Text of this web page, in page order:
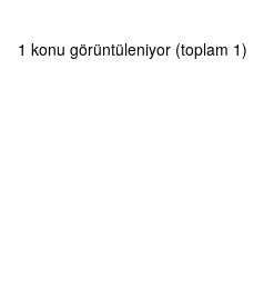
1 konu görüntüleniyor (toplam 1)